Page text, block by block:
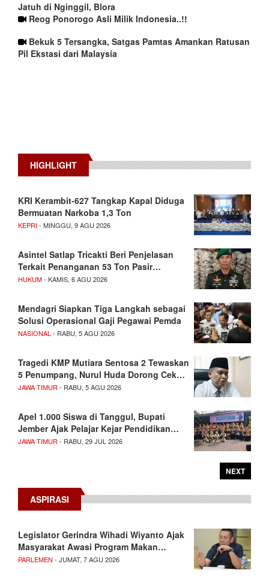
Jatuh di Nginggil, Blora
Reog Ponorogo Asli Milik Indonesia..!!
Bekuk 5 Tersangka, Satgas Pamtas Amankan Ratusan
Pil Ekstasi dari Malaysia
HIGHLIGHT
KRI Kerambit-627 Tangkap Kapal Diduga
Bermuatan Narkoba 1,3 Ton
KEPRI- MINGGU, 9 AGU 2026
Asintel Satlap Tricakti Beri Penjelasan
Terkait Penanganan 53 Ton Pasir…
HUKUM- KAMIS, 6 AGU 2026
Mendagri Siapkan Tiga Langkah sebagai
Solusi Operasional Gaji Pegawai Pemda
NASIONAL - RABU, 5 AGU 2026
Tragedi KMP Mutiara Sentosa 2 Tewaskan
5 Penumpang, Nurul Huda Dorong Cek…
JAWA TIMUR - RABU, 5 AGU 2026
Apel 1.000 Siswa di Tanggul, Bupati
Jember Ajak Pelajar Kejar Pendidikan…
JAWA TIMUR - RABU, 29 JUL 2026
NEXT
ASPIRASI
Legislator Gerindra Wihadi Wiyanto Ajak
Masyarakat Awasi Program Makan…
PARLEMEN - JUMAT, 7 AGU 2026